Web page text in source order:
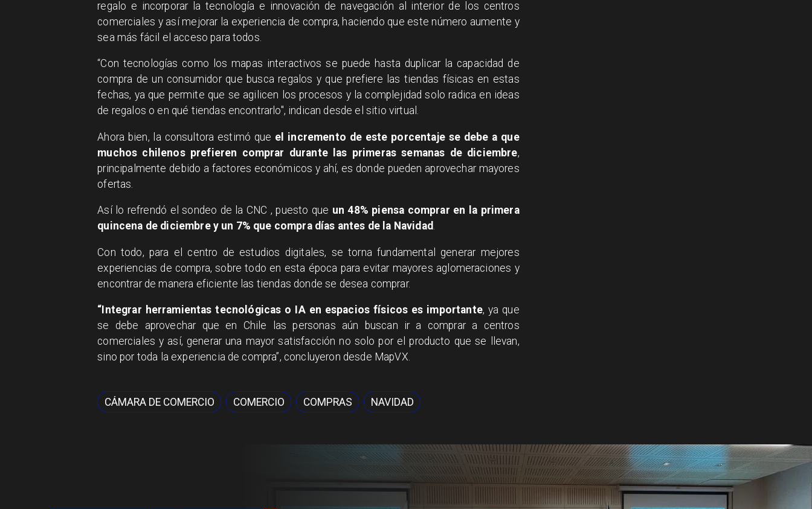
regalo e incorporar la tecnología e innovación de navegación al interior de los centros
comerciales y así mejorar la experiencia de compra, haciendo que este número aumente y
sea más fácil el acceso para todos.
​“Con tecnologías como los mapas interactivos se puede hasta duplicar la capacidad de
compra de un consumidor que busca regalos y que prefiere las tiendas físicas en estas
fechas, ya que permite que se agilicen los procesos y la complejidad solo radica en ideas
de regalos o en qué tiendas encontrarlo", indican desde el sitio virtual.
Ahora bien, la consultora estimó que el incremento de este porcentaje se debe a que
muchos chilenos prefieren comprar durante las primeras semanas de diciembre,
principalmente debido a factores económicos y ahí, es donde pueden aprovechar mayores
ofertas.
Así lo refrendó el sondeo de la CNC , puesto que un 48% piensa comprar en la primera
quincena de diciembre y un 7% que compra días antes de la Navidad.
Con todo, para el centro de estudios digitales, se torna fundamental generar mejores
experiencias de compra, sobre todo en esta época para evitar mayores aglomeraciones y
encontrar de manera eficiente las tiendas donde se desea comprar.
“Integrar herramientas tecnológicas o IA en espacios físicos es importante, ya que
se debe aprovechar que en Chile las personas aún buscan ir a comprar a centros
comerciales y así, generar una mayor satisfacción no solo por el producto que se llevan,
sino por toda la experiencia de compra”, concluyeron desde MapVX.
CÁMARA DE COMERCIO COMERCIO COMPRAS NAVIDAD